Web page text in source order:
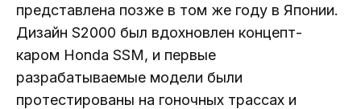
представлена ​​позже в том же году в Японии.
Дизайн S2000 был вдохновлен концепт-
каром Honda SSM, и первые
разрабатываемые модели были
протестированы на гоночных трассах и